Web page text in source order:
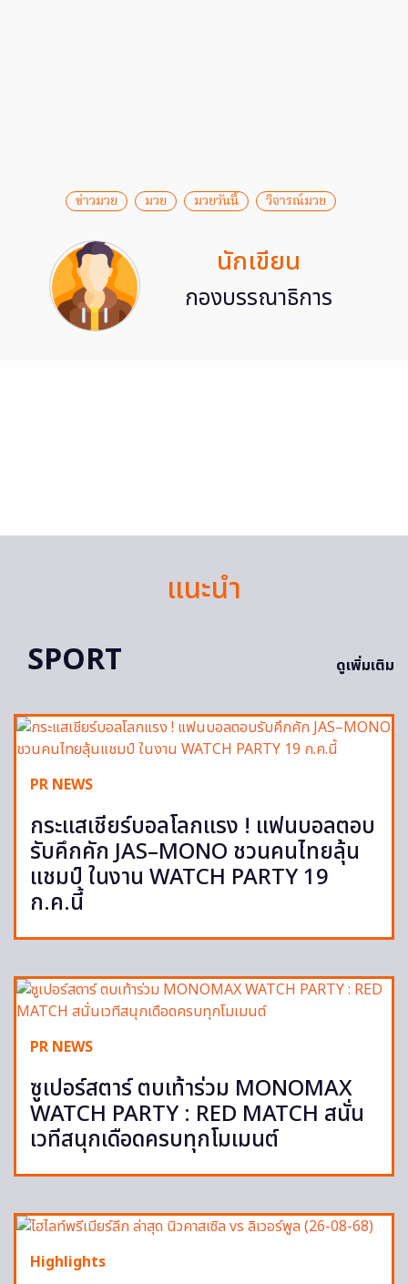
ข่าวมวย มวย มวยวันนี้ วิจารณ์มวย
นักเขียน
กองบรรณาธิการ
แนะนำ
SPORT
ดูเพิ่มเติม
PR NEWS
กระแสเชียร์บอลโลกแรง ! แฟนบอลตอบ
รับคึกคัก JAS–MONO ชวนคนไทยลุ้น
แชมป์ ในงาน WATCH PARTY 19
ก.ค.นี้
PR NEWS
ซูเปอร์สตาร์ ตบเท้าร่วม MONOMAX
WATCH PARTY : RED MATCH สนั่น
เวทีสนุกเดือดครบทุกโมเมนต์
Highlights